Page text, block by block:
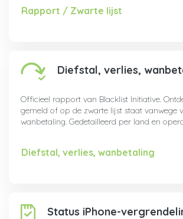
Rapport / Zwarte lijst
Diefstal, verlies,
Officieel rapport van Blacklist Initiative.
gemeld of op de zwarte lijst staat vanwege
wanbetaling. Gedetailleerd per land en
Diefstal, verlies, wanbetaling
Status iPhone-